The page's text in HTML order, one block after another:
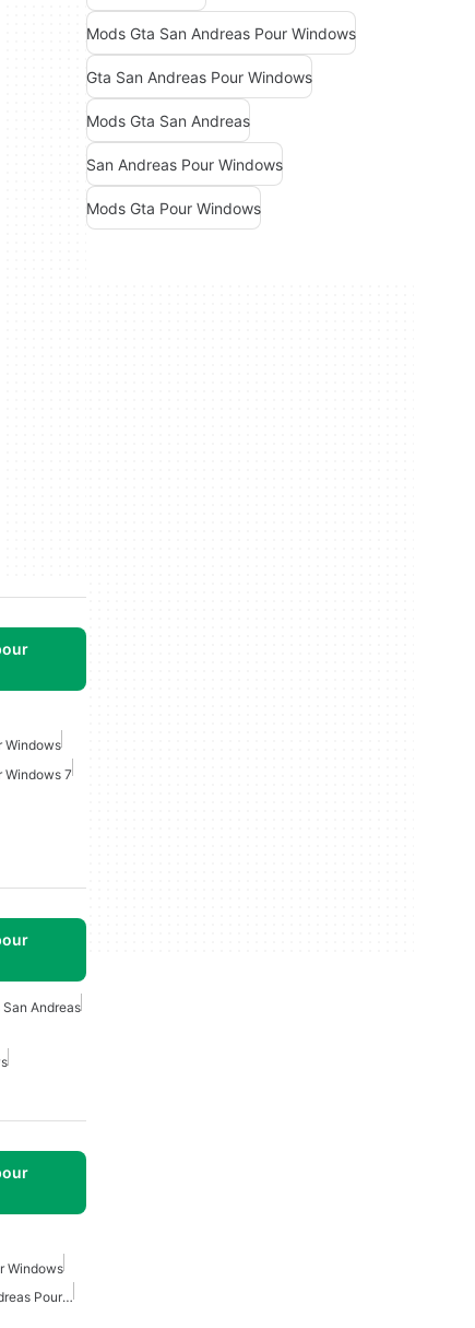
Windows
Windows 7
San Andreas
Windows
Mods Gratuits Pour San Andreas Pour Windows
Mods Gta San Andreas Pour Windows
Gta San Andreas Pour Windows
Mods Gta San Andreas
San Andreas Pour Windows
Mods Gta Pour Windows